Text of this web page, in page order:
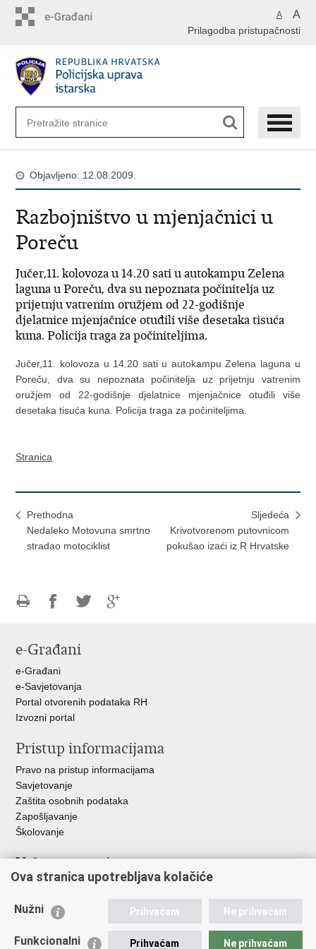
A A
Prilagodba pristupačnosti
Objavljeno: 12.08.2009.
Razbojništvo u mjenjačnici u
Poreču
Jučer,11. kolovoza u 14.20 sati u autokampu Zelena
laguna u Poreču, dva su nepoznata počinitelja uz
prijetnju vatrenim oružjem od 22-godišnje
djelatnice mjenjačnice otuđili više desetaka tisuća
kuna. Policija traga za počiniteljima.
Jučer,11. kolovoza u 14.20 sati u autokampu Zelena laguna u
Poreču, dva su nepoznata počinitelja uz prijetnju vatrenim
oružjem od 22-godišnje djelatnice mjenjačnice otuđili više
desetaka tisuća kuna. Policija traga za počiniteljima.
Stranica
Prethodna
Nedaleko Motovuna smrtno
stradao motociklist
Sljedeća
Krivotvorenom putovnicom
pokušao izaći iz R Hrvatske
FacebookuTwitteru
e-Građani
e-Građani
e-Savjetovanja
Portal otvorenih podataka RH
Izvozni portal
Pristup informacijama
Pravo na pristup informacijama
Savjetovanje
Zaštita osobnih podataka
Zapošljavanje
Školovanje
Važne poveznice
Ministarstvo unutarnjih poslova
Udruge
Policijska akademija
Ova stranica upotrebljava kolačiće
Nužni Prihvaćam Ne prihvaćam
Funkcionalni Prihvaćam Ne prihvaćam